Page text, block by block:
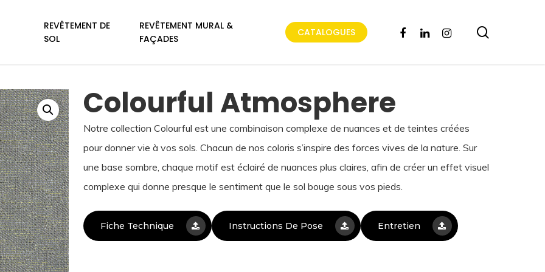
REVÊTEMENT DE
SOL
REVÊTEMENT MURAL &
FAÇADES
CATALOGUES FACEBOOKLINKEDININSTAGRAM
Colourful Atmosphere
Notre col­lection Colourful est une com­binaison complexe de nuances et de teintes créées
pour donner vie à vos sols. Chacun de nos coloris s’inspire des forces vives de la nature. Sur
une base sombre, chaque motif est éclairé de nuances plus claires, afin de créer un effet visuel
complexe qui donne presque le sentiment que le sol bouge sous vos pieds.
Fiche Technique Instructions De Pose Entretien